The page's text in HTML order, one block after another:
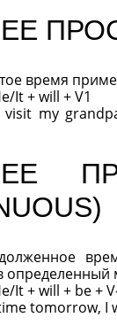
время
It + will + V1
my
It + will + be +
tomorrow, I